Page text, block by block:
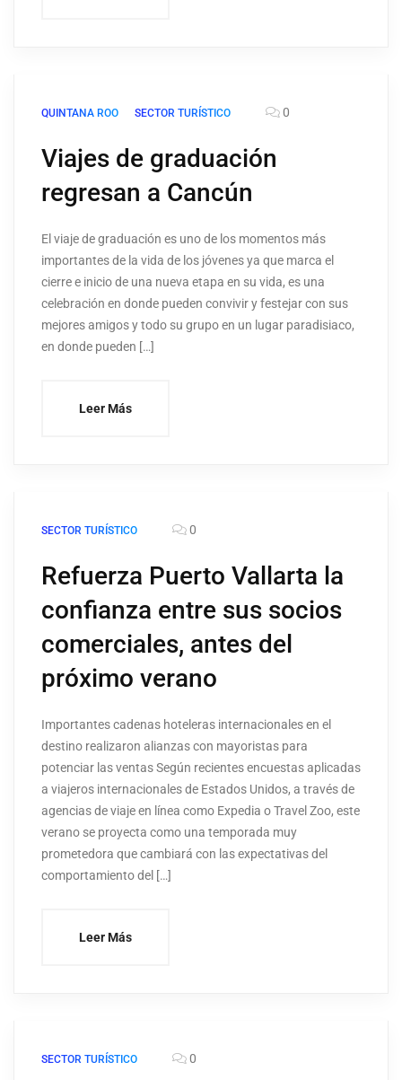
QUINTANA ROO SECTOR TURÍSTICO 0
Viajes de graduación
regresan a Cancún
El viaje de graduación es uno de los momentos más
importantes de la vida de los jóvenes ya que marca el
cierre e inicio de una nueva etapa en su vida, es una
celebración en donde pueden convivir y festejar con sus
mejores amigos y todo su grupo en un lugar paradisiaco,
en donde pueden […]
Leer Más
SECTOR TURÍSTICO 0
Refuerza Puerto Vallarta la
confianza entre sus socios
comerciales, antes del
próximo verano
Importantes cadenas hoteleras internacionales en el
destino realizaron alianzas con mayoristas para
potenciar las ventas Según recientes encuestas aplicadas
a viajeros internacionales de Estados Unidos, a través de
agencias de viaje en línea como Expedia o Travel Zoo, este
verano se proyecta como una temporada muy
prometedora que cambiará con las expectativas del
comportamiento del […]
Leer Más
SECTOR TURÍSTICO 0